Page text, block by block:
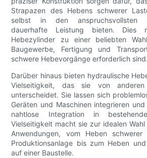
Strapazen des Hebens schwerer
selbst in den anspruchsvollsten
dauerhafte Leistung bieten. Dies
Hebezylinder zu einer beliebten
Baugewerbe, Fertigung und
schwere Hebevorgänge erforderlich sind.
Darüber hinaus bieten hydraulische
Vielseitigkeit, das sie von anderen
unterscheidet. Sie lassen sich
Geräten und Maschinen integrieren
nahtlose Integration in
Vielseitigkeit macht sie zur idealen
Anwendungen, vom Heben
Produktionsanlage bis zum Heben
auf einer Baustelle.